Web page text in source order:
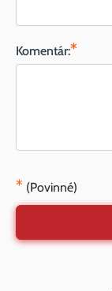
Komentár:*
* (Povinné)